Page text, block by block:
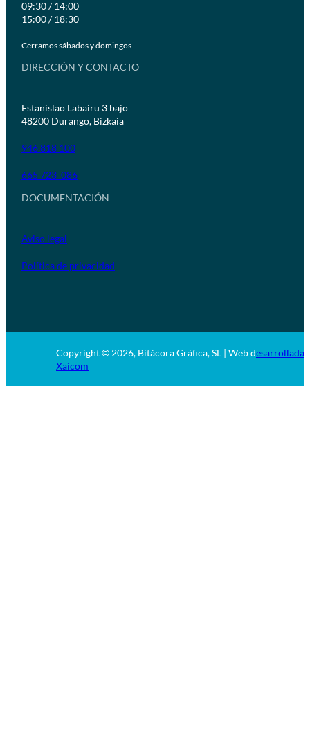
09:30 / 14:00
15:00 / 18:30
Cerramos sábados y domingos
DIRECCIÓN Y CONTACTO
Estanislao Labairu 3 bajo
48200 Durango, Bizkaia
946 818 100
665 723 086
DOCUMENTACIÓN
Aviso legal
Política de privacidad
Copyright © 2026, Bitácora Gráfica, SL | Web desarrollada
Xaicom